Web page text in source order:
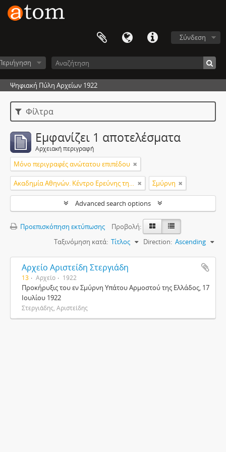
Σύνδεση
Ψηφιακή Πύλη Αρχείων 1922
Φίλτρα
Εμφανίζει 1 αποτελέσματα
Αρχειακή περιγραφή
Μόνο περιγραφές ανώτατου επιπέδου
Ακαδημία Αθηνών. Κέντρο Ερεύνης της Ιστορίας του Νεώτερου Ελληνισμού Σμύρνη
Advanced search options
Προεπισκόπηση εκτύπωσης
Προβολή:
Ταξινόμηση κατά: Τίτλος Direction: Ascending
Αρχείο Αριστείδη Στεργιάδη
13 Αρχείο 1922
Προκήρυξις του εν Σμύρνη Υπάτου Αρμοστού της Ελλάδος, 17
Ιουλίου 1922
Στεργιάδης, Αριστείδης